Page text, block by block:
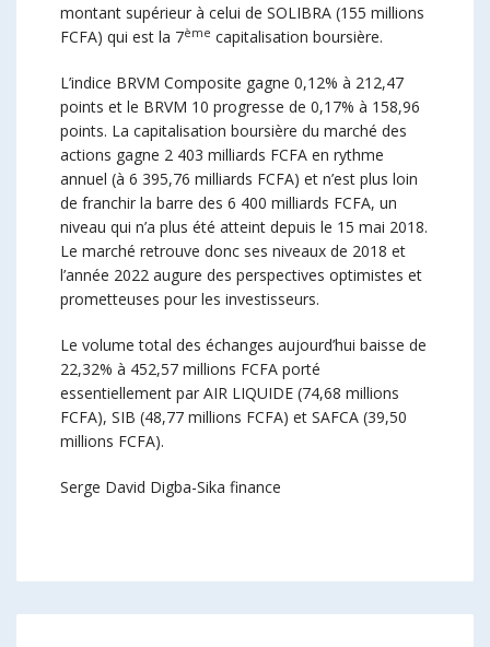
montant supérieur à celui de SOLIBRA (155 millions
FCFA) qui est la 7ème capitalisation boursière.
L’indice BRVM Composite gagne 0,12% à 212,47
points et le BRVM 10 progresse de 0,17% à 158,96
points. La capitalisation boursière du marché des
actions gagne 2 403 milliards FCFA en rythme
annuel (à 6 395,76 milliards FCFA) et n’est plus loin
de franchir la barre des 6 400 milliards FCFA, un
niveau qui n’a plus été atteint depuis le 15 mai 2018.
Le marché retrouve donc ses niveaux de 2018 et
l’année 2022 augure des perspectives optimistes et
prometteuses pour les investisseurs.
Le volume total des échanges aujourd’hui baisse de
22,32% à 452,57 millions FCFA porté
essentiellement par AIR LIQUIDE (74,68 millions
FCFA), SIB (48,77 millions FCFA) et SAFCA (39,50
millions FCFA).
Serge David Digba-Sika finance